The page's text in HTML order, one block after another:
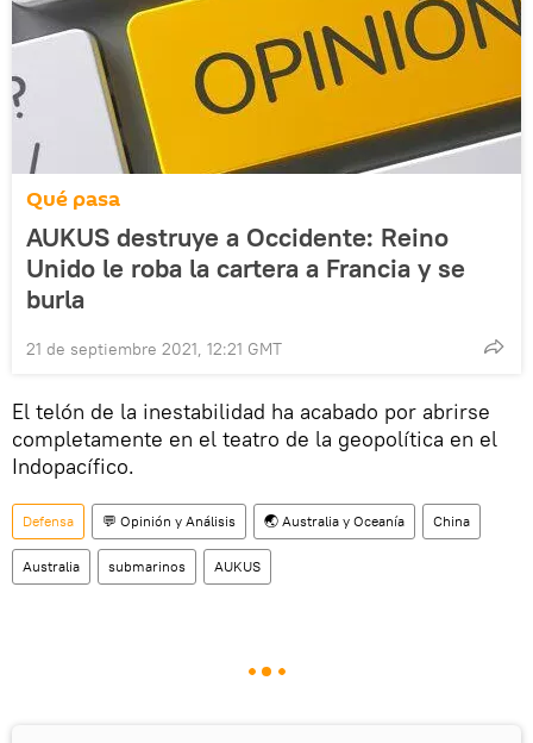
Qué pasa
AUKUS destruye a Occidente: Reino
Unido le roba la cartera a Francia y se
burla
21 de septiembre 2021, 12:21 GMT
El telón de la inestabilidad ha acabado por abrirse
completamente en el teatro de la geopolítica en el
Indopacífico.
Defensa 💬 Opinión y Análisis 🌏 Australia y Oceanía China
Australia submarinos AUKUS